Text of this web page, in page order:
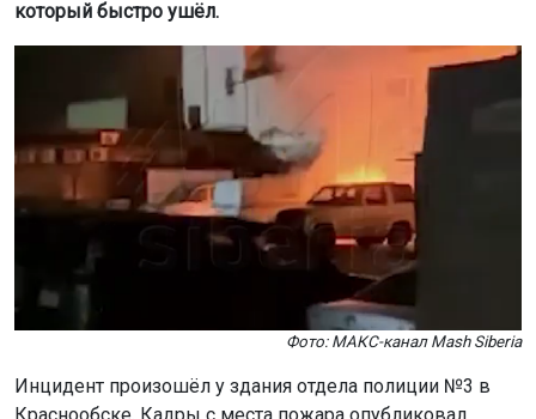
который быстро ушёл.
Фото: МАКС-канал Mash Siberia
Инцидент произошёл у здания отдела полиции №3 в